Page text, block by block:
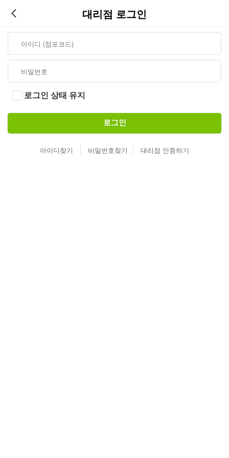
대리점 로그인
로그인 상태 유지
로그인
아이디찾기 비밀번호찾기 대리점 인증하기